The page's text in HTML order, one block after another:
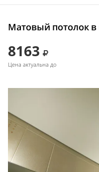
Матовый потолок
8163
Цена актуальна до